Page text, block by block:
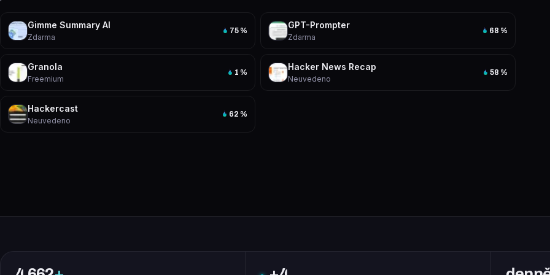
Gimme Summary AI
Zdarma
75 %
GPT-Prompter
Zdarma
68 %
Granola
Freemium
1 %
Hacker News Recap
Neuvedeno
58 %
Hackercast
Neuvedeno
62 %